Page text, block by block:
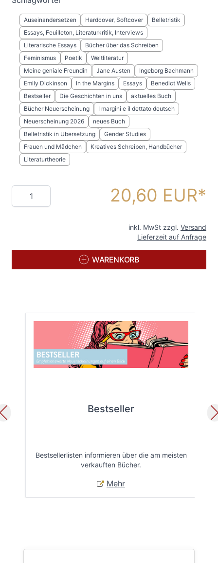
Auseinandersetzen Hardcover, Softcover
Belletristik
Essays, Feuilleton, Literaturkritik, Interviews
Literarische Essays
Bücher über das Schreiben
Feminismus
Poetik
Weltliteratur
Meine geniale Freundin
Jane Austen
Ingeborg Bachmann
Emily Dickinson
In the Margins Essays
Benedict Wells
Bestseller
Die Geschichten in uns
aktuelles Buch
Bücher Neuerscheinung
I margini e il dettato deutsch
Neuerscheinung 2026
neues Buch
Belletristik in Übersetzung
Gender Studies
Frauen und Mädchen
Kreatives Schreiben, Handbücher
Literaturtheorie
Menge 20,60 EUR
inkl. MwSt zzgl. Versand
Lieferzeit auf Anfrage
WARENKORB
Bestseller
Bestsellerlisten informieren über die am meisten
verkauften Bücher.
Mehr